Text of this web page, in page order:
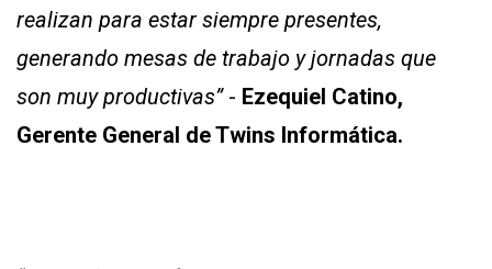
realizan para estar siempre presentes,
generando mesas de trabajo y jornadas que
son muy productivas” - Ezequiel Catino,
Gerente General de Twins Informática.